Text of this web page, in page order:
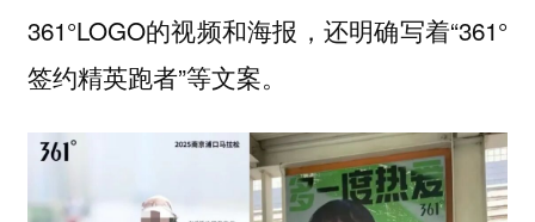
361°LOGO的视频和海报，还明确写着“361°
签约精英跑者”等文案。